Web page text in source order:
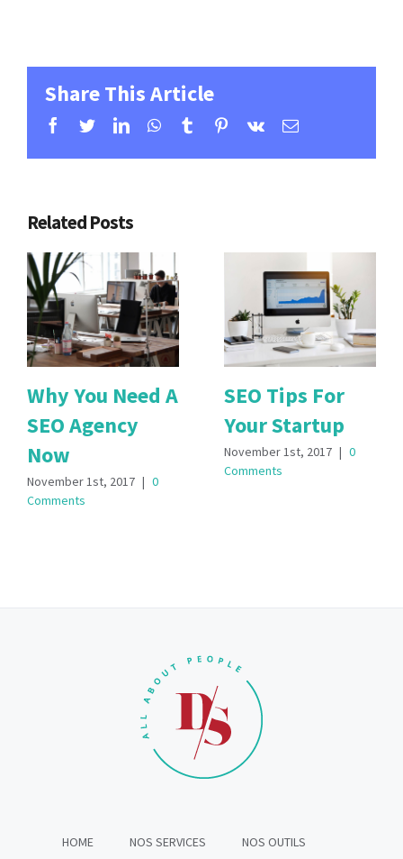
Share This Article
Facebook
TwitterLinkedInWhatsApp
TumblrPinterest
Vk Email
Related Posts
Why You Need A
SEO Agency
Now
November 1st, 2017 | 0
Comments
SEO Tips For
Your Startup
November 1st, 2017 | 0
Comments
HOME NOS SERVICES NOS OUTILS